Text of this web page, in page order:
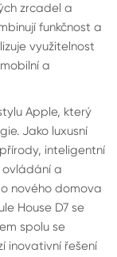
zrcadel a
funkčnost a
využitelnost
a
Apple, který
Jako luxusní
inteligentní
ovládání a
nového domova
House D7 se
spolu se
inovativní řešení